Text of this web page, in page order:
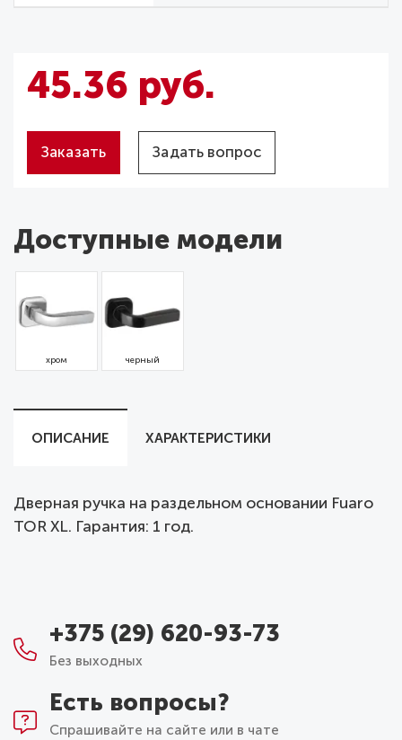
45.36 руб.
Заказать Задать вопрос
Доступные модели
хром черный
ОПИСАНИЕ ХАРАКТЕРИСТИКИ
Дверная ручка на раздельном основании Fuaro
TOR XL. Гарантия: 1 год.
+375 (29) 620-93-73
Без выходных
Есть вопросы?
Спрашивайте на сайте или в чате